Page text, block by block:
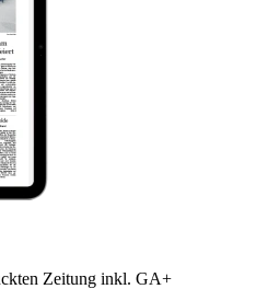
Zeitung inkl. GA+